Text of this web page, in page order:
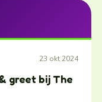
23 okt 2024
greet bij The